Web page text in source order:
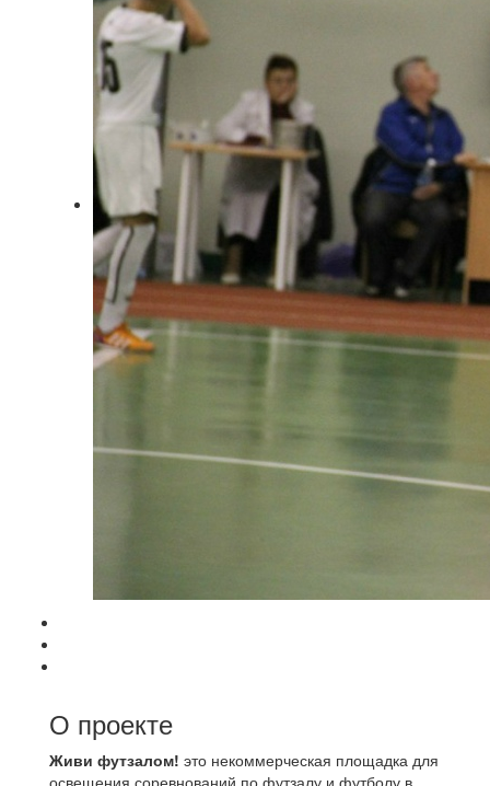
О проекте
Живи футзалом! это некоммерческая площадка для